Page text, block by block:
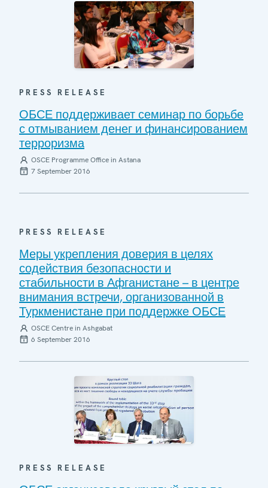
PRESS RELEASE
ОБСЕ поддерживает семинар по борьбе
с отмыванием денег и финансированием
терроризма
OSCE Programme Office in Astana
7 September 2016
PRESS RELEASE
Меры укрепления доверия в целях
содействия безопасности и
стабильности в Афганистане – в центре
внимания встречи, организованной в
Туркменистане при поддержке ОБСЕ
OSCE Centre in Ashgabat
6 September 2016
PRESS RELEASE